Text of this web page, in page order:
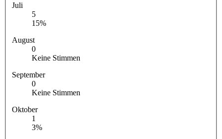
Juli
5
15%
August
0
Keine Stimmen
September
0
Keine Stimmen
Oktober
1
3%